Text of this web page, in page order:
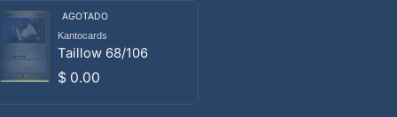
AGOTADO
Proveedor:
Kantocards
Taillow 68/106
Precio habitual
$ 0.00